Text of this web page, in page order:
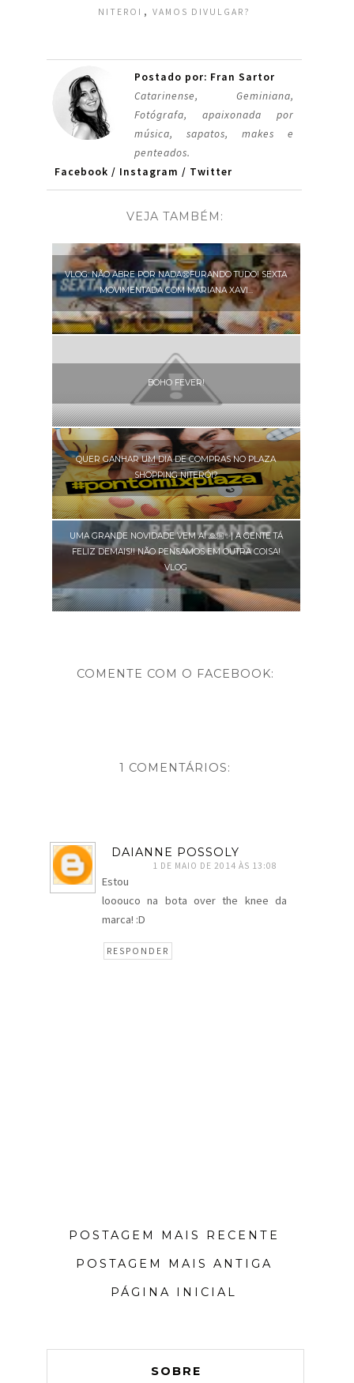
NITEROI , VAMOS DIVULGAR?
Postado por: Fran Sartor
Catarinense, Geminiana,
Fotógrafa, apaixonada por
música, sapatos, makes e
penteados.
Facebook / Instagram / Twitter
VEJA TAMBÉM:
VLOG: NÃO ABRE POR NADA😫FURANDO TUDO! SEXTA
MOVIMENTADA COM MARIANA XAVI...
BOHO FEVER!
QUER GANHAR UM DIA DE COMPRAS NO PLAZA
SHOPPING NITERÓI?
UMA GRANDE NOVIDADE VEM AÍ 🙏🏼✨| A GENTE TÁ
FELIZ DEMAIS!! NÃO PENSAMOS EM OUTRA COISA!
VLOG
COMENTE COM O FACEBOOK:
1 COMENTÁRIOS:
DAIANNE POSSOLY
1 DE MAIO DE 2014 ÀS 13:08
Estou
looouco na bota over the knee da
marca! :D
RESPONDER
POSTAGEM MAIS RECENTE
POSTAGEM MAIS ANTIGA
PÁGINA INICIAL
SOBRE